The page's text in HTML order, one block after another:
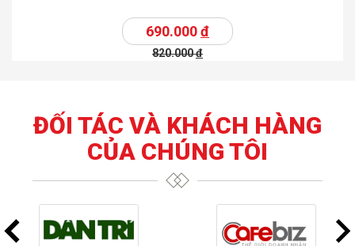
690.000đ
820.000đ
ĐỐI TÁC VÀ KHÁCH HÀNG
CỦA CHÚNG TÔI